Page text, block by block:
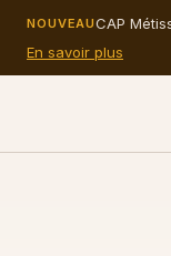
NOUVEAUCAP
En savoir plus